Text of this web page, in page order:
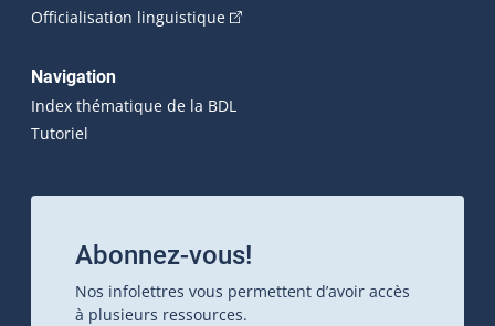
Officialisation linguistique(Cet hyperlien externe s'ouvrira
Navigation
Index thématique de la BDL
Tutoriel
Abonnez-vous!
Nos infolettres vous permettent d’avoir accès
à plusieurs ressources.